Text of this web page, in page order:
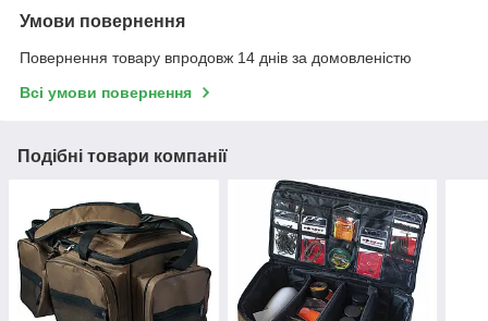
Умови повернення
Повернення товару впродовж 14 днів за домовленістю
Всі умови повернення
Подібні товари компанії